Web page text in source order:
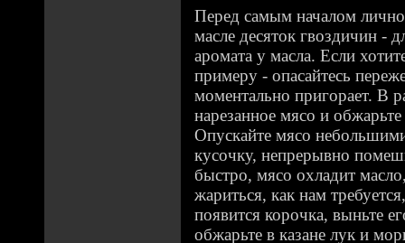
Перед самым началом
масле десяток гвоздичин -
аромата у масла. Если
примеру - опасайтесь
моментально пригорает. В
нарезанное мясо и
Опускайте мясо
кусочку, непрерывно
быстро, мясо охладит
жариться, как нам
появится корочка, выньте
обжарьте в казане лук и